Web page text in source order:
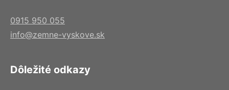
0915 950 055
info@zemne-vyskove.sk
Dôležité odkazy